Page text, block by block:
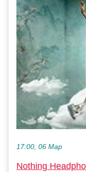
17:00, 06 Мар
Nothing